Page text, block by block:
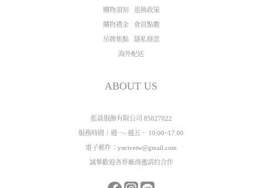
購物須知 退換政策
購物禮金 會員點數
吊牌集點 隱私條款
海外配送
ABOUT US
藍晨服飾有限公司 85027022
服務時間｜週一- 週五。 10:00~17:00
電子郵件：ystrivetw@gmail.com
誠摯歡迎各界廠商邀請約合作